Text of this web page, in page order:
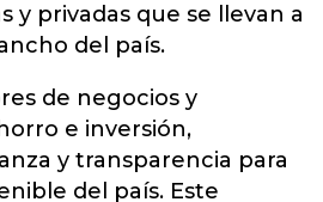
y privadas que se llevan a
del país.
de negocios y
e inversión,
y transparencia para
del país. Este